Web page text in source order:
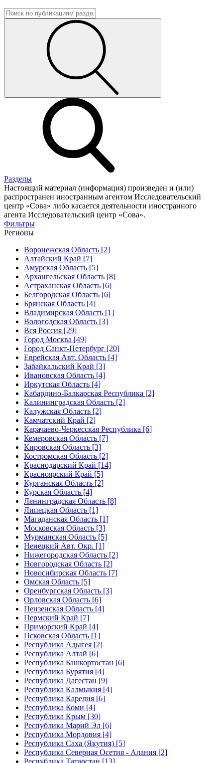
Разделы
Настоящий материал (информация) произведен и (или)
распространен иностранным агентом Исследовательский
центр «Сова» либо касается деятельности иностранного
агента Исследовательский центр «Сова».
Фильтры
Регионы
Воронежская Область [2]
Алтайский Край [7]
Амурская Область [5]
Архангельская Область [8]
Астраханская Область [6]
Белгородская Область [6]
Брянская Область [4]
Владимирская Область [1]
Вологодская Область [3]
Вся Россия [29]
Город Москва [49]
Город Санкт-Петербург [20]
Еврейская Авт. Область [4]
Забайкальский Край [3]
Ивановская Область [4]
Иркутская Область [4]
Кабардино-Балкарская Республика [2]
Калининградская Область [2]
Калужская Область [2]
Камчатский Край [2]
Карачаево-Черкесская Республика [6]
Кемеровская Область [7]
Кировская Область [3]
Костромская Область [2]
Краснодарский Край [14]
Красноярский Край [5]
Курганская Область [2]
Курская Область [4]
Ленинградская Область [8]
Липецкая Область [1]
Магаданская Область [1]
Московская Область [3]
Мурманская Область [5]
Ненецкий Авт. Окр. [1]
Нижегородская Область [2]
Новгородская Область [2]
Новосибирская Область [7]
Омская Область [5]
Оренбургская Область [3]
Орловская Область [6]
Пензенская Область [4]
Пермский Край [7]
Приморский Край [4]
Псковская Область [1]
Республика Адыгея [2]
Республика Алтай [6]
Республика Башкортостан [6]
Республика Бурятия [4]
Республика Дагестан [9]
Республика Калмыкия [4]
Республика Карелия [6]
Республика Коми [4]
Республика Крым [30]
Республика Марий Эл [6]
Республика Мордовия [4]
Республика Саха (Якутия) [5]
Республика Северная Осетия - Алания [2]
Республика Татарстан [13]